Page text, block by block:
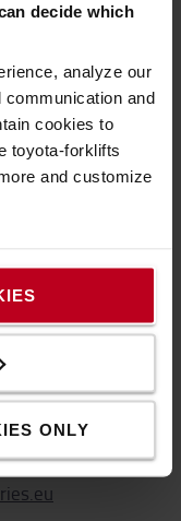
decide which
analyze our
and
cookies to
toyota-forklifts
and customize
ONLY
idei LogiMAT
is egyértelműen
a Toyota Material
„A
esetében új
emellett olyan
is, amelyek
műveletek
látható az idei
Traigo80, amely az
is